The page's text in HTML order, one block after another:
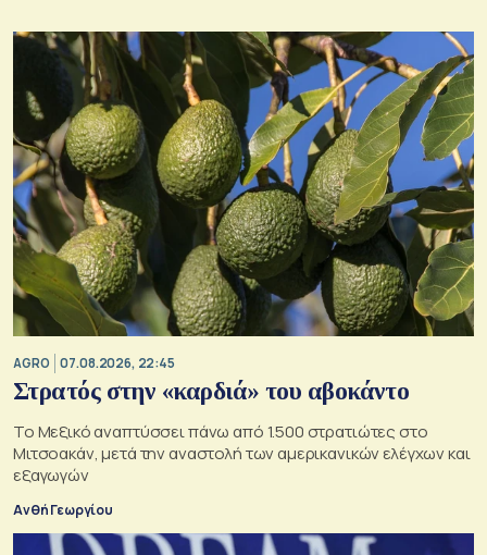
AGRO 07.08.2026, 22:45
Στρατός στην «καρδιά» του αβοκάντο
Το Μεξικό αναπτύσσει πάνω από 1.500 στρατιώτες στο
Μιτσοακάν, μετά την αναστολή των αμερικανικών ελέγχων και
εξαγωγών
Ανθή Γεωργίου